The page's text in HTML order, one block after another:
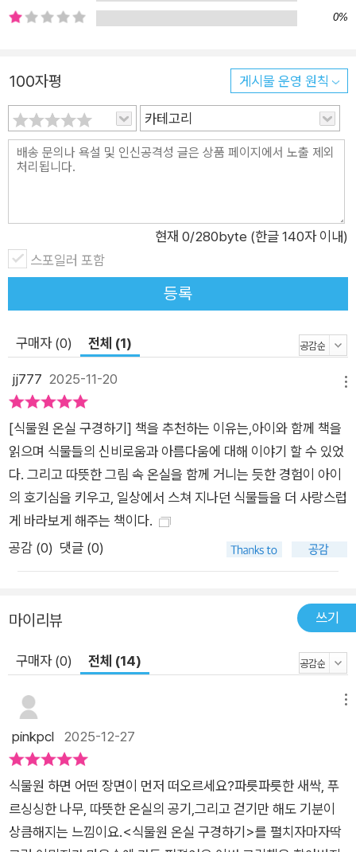
온실에서 관찰한 식물의 모습을 포근한 수채화 색감으로 사실적
새와 생태를 이해하게 됩니다. 우리가 평소에 먹는 과일이 어떤
모습으로 열리는지, 식물마다 어떻게 꽃을 피우고 열매를 맺는지
알아보고, 여러 기후대에 적응해 살아가는 식물의 숨겨진 비밀을
배울 수 있는 그림책입니다. 식물을 관찰하고 자연을 사랑하는 그
림책 《식물원 온실 구경하기》는 할아버지 할머니와의 정겨운 온
을 떠올리게 합니다. 호기심 많은 아이의 발랄한 모습을 흐뭇하게
지켜보는 할아버지 할머니의 얼굴에서 손주를 깊이 사랑하는 조
부모의 마음이 전해집니다. 자연을 사랑하는 마음은 자연을 눈여
겨보고 자연에 관심을 가질 때 더욱 깊어집니다. 식물의 특징을
알고 호기심을 갖게 되면, 무심코 지나쳤던 나무와 꽃의 모습이
눈에 들어옵니다. 《식물원 온실 구경하기》 속 온실 탐방을 따라
가며 자연과 더욱 가까워지는 시간을 가져 보세요. 호기심을 자극
하는 신기한 식물들이 놀라운 재미와 배움을 가득 선사할 거예요.
0%
100자평 게시물 운영 원칙
카테고리
현재 0/280byte (한글 140자 이내)
스포일러 포함
등록
구매자 (0) 전체 (1)
jj777 2025-11-20
[식물원 온실 구경하기] 책을 추천하는 이유는,아이와 함께 책을
읽으며 식물들의 신비로움과 아름다움에 대해 이야기 할 수 있었
다. 그리고 따뜻한 그림 속 온실을 함께 거니는 듯한 경험이 아이
의 호기심을 키우고, 일상에서 스쳐 지나던 식물들을 더 사랑스럽
게 바라보게 해주는 책이다.
공감 (0) 댓글 (0)
마이리뷰 쓰기
구매자 (0) 전체 (14)
pinkpcl 2025-12-27
식물원 하면 어떤 장면이 먼저 떠오르세요?파릇파릇한 새싹, 푸
르싱싱한 나무, 따뜻한 온실의 공기,그리고 걷기만 해도 기분이
상큼해지는 느낌이요.<식물원 온실 구경하기>를 펼치자마자딱